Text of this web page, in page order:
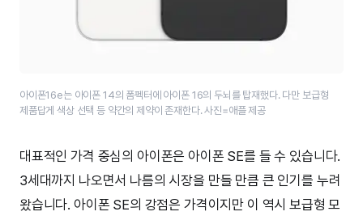
아이폰16e는 아이폰 14의 폼펙터에 아이폰 16의 두뇌를 탑재했다. 다만 보급형
제품답게 색상 선택 등 약간의 제약이 존재한다. 사진=애플 제공
대표적인 가격 중심의 아이폰은 아이폰 SE를 들 수 있습니다.
3세대까지 나오면서 나름의 시장을 만들 만큼 큰 인기를 누려
왔습니다. 아이폰 SE의 강점은 가격이지만 이 역시 보급형 모